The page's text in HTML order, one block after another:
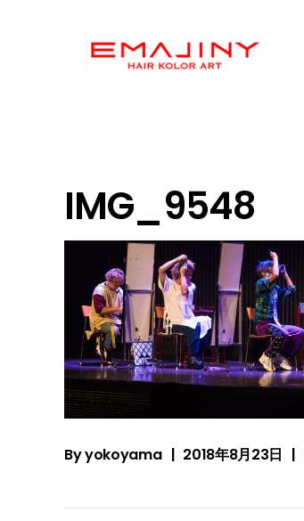
IMG_9548
Byyokoyama 2018年8月23日